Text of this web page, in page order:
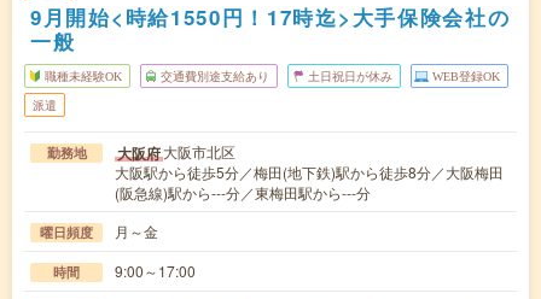
9月開始<時給1550円！17時迄>大手保険会社の
一般
職種未経験OK 交通費別途支給あり 土日祝日が休み WEB登録OK
派遣
勤務地 大阪府大阪市北区
大阪駅から徒歩5分／梅田(地下鉄)駅から徒歩8分／大阪梅田
(阪急線)駅から---分／東梅田駅から---分
曜日頻度 月～金
時間 9:00～17:00